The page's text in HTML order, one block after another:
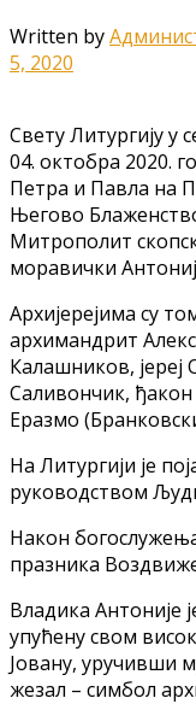
Written by
5, 2020
Свету Литургију у
04. октобра 2020.
Петра и Павла на
Његово
Митрополит
моравички
Архијерејима су
архимандрит
Калашников, јереј
Саливончик,
Еразмо
На Литургији је
руководством
Након
празника
Владика Антоније
упућену свом
Јовану, уручивши
жезал – симбол